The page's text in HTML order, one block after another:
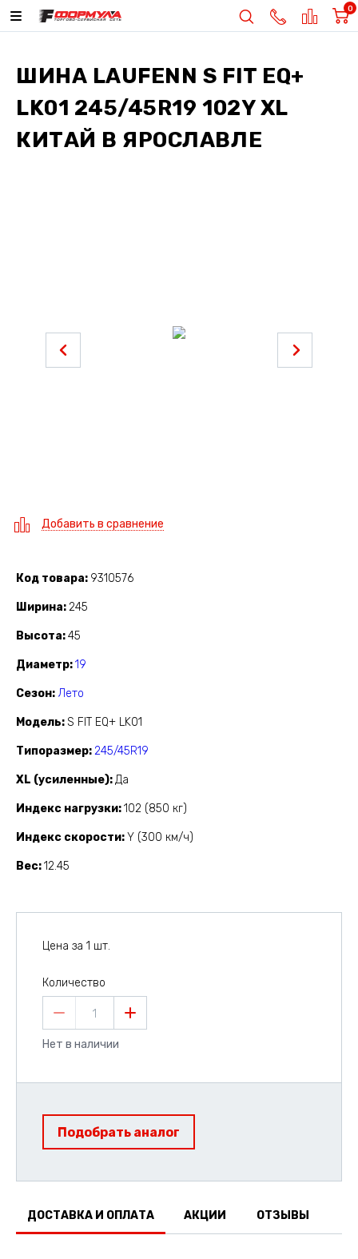
0
ШИНА LAUFENN S FIT EQ+
LK01 245/45R19 102Y XL
КИТАЙ В ЯРОСЛАВЛЕ
Добавить в сравнение
Код товара 9310576
Ширина 245
Высота 45
Диаметр 19
Сезон Лето
Модель S FIT EQ+ LK01
Типоразмер 245/45R19
XL (усиленные) Да
Индекс нагрузки 102 (850 кг)
Индекс скорости Y (300 км/ч)
Вес 12.45
Цена за 1 шт.
Количество
1
Нет в наличии
Подобрать аналог
ДОСТАВКА И ОПЛАТА АКЦИИ ОТЗЫВЫ